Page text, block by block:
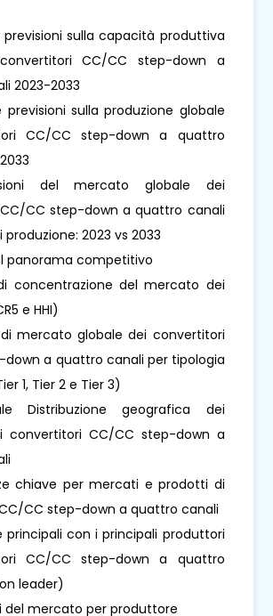
previsioni sulla capacità produttiva
CC/CC step-down a
2023-2033
previsioni sulla produzione globale
CC/CC step-down a quattro
del mercato globale dei
CC step-down a quattro canali
produzione: 2023 vs 2033
panorama competitivo
concentrazione del mercato dei
e HHI)
mercato globale dei convertitori
a quattro canali per tipologia
1, Tier 2 e Tier 3)
Distribuzione geografica dei
convertitori CC/CC step-down a
chiave per mercati e prodotti di
CC step-down a quattro canali
principali con i principali produttori
CC/CC step-down a quattro
leader)
del mercato per produttore